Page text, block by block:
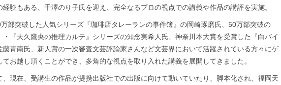
経験もある、千澤のり子氏を迎え、完全なるプロの視点での講義や作品の講評を実施。
部突破した人気シリーズ『珈琲店タレーランの事件簿』の岡崎琢磨氏、50万部突破の
・『天久鷹央の推理カルテ』シリーズの知念実希人氏、神奈川本大賞を受賞した『白バイ
藤青南氏、新人賞の一次審査文芸評論家さんなど文芸界において活躍されている方々にゲ
てお越し頂くことができ、多角的な視点を取り入れた講義を展開してきました。
、現在、受講生の作品が提携出版社での出版に向けて動いていたり、脚本化され、福岡天